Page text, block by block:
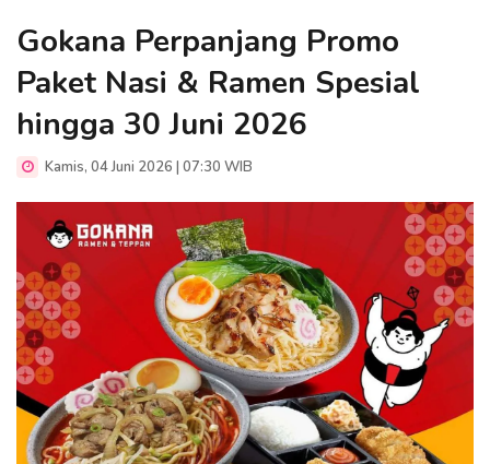
Gokana Perpanjang Promo
Paket Nasi & Ramen Spesial
hingga 30 Juni 2026
Kamis, 04 Juni 2026 | 07:30 WIB